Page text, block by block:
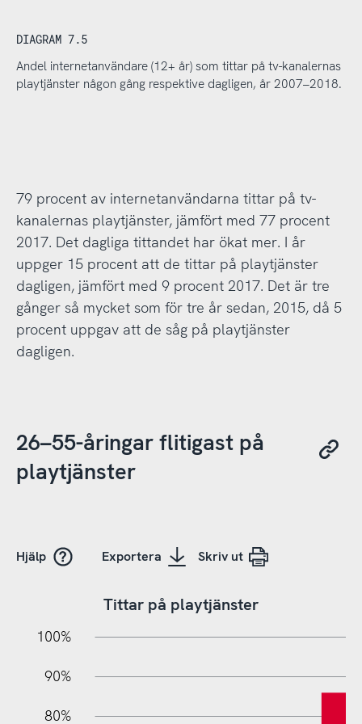
DIAGRAM 7.5
Andel internetanvändare (12+ år) som tittar på tv-kanalernas
playtjänster någon gång respektive dagligen, år 2007–2018.
79 procent av internetanvändarna tittar på tv-
kanalernas playtjänster, jämfört med 77 procent
2017. Det dagliga tittandet har ökat mer. I år
uppger 15 procent att de tittar på playtjänster
dagligen, jämfört med 9 procent 2017. Det är tre
gånger så mycket som för tre år sedan, 2015, då 5
procent uppgav att de såg på playtjänster
dagligen.
26–55-åringar flitigast på
playtjänster
Hjälp Exportera Skriv ut
Tittar på playtjänster
100%
90%
80%